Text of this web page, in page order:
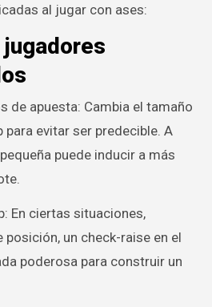
al jugar con ases:
de apuesta: Cambia el tamaño
evitar ser predecible. A
puede inducir a más
En ciertas situaciones,
un check-raise en el
poderosa para construir un